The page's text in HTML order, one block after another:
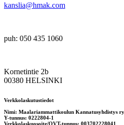
kanslia@hmak.com
puh: 050 435 1060
Kornetintie 2b
00380 HELSINKI
Verkkolaskutustiedot
Nimi: Maalariammattikoulun Kannatusyhdistys
Y-tunnus: 0222804-1
Verkkolaskuosoite/OVT-tunnus: 003702228041